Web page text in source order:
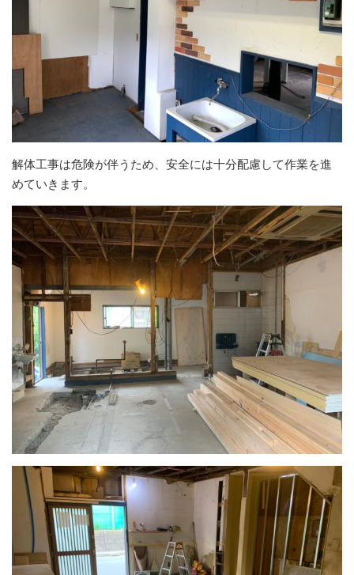
解体工事は危険が伴うため、安全には十分配慮して作業を進
めていきます。